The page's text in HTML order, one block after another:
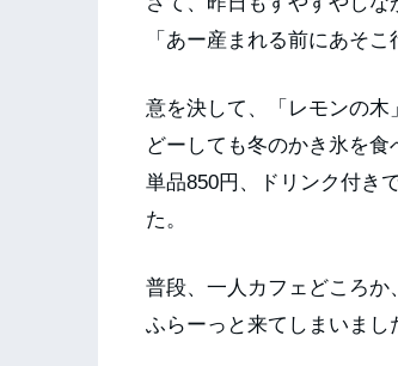
「あー産まれる前にあそ
意を決して、「レモンの木
どーしても冬のかき氷を食
単品850円、ドリンク付き
た。
普段、一人カフェどころか
ふらーっと来てしまいまし